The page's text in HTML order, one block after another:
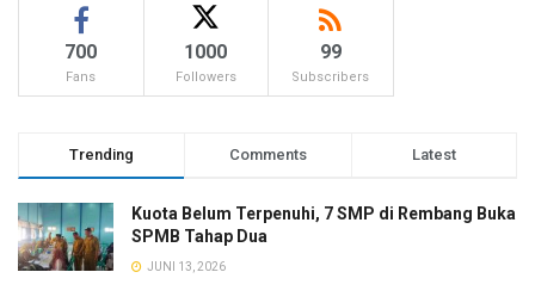
700
Fans
1000
Followers
99
Subscribers
Trending Comments Latest
Kuota Belum Terpenuhi, 7 SMP di Rembang Buka
SPMB Tahap Dua
JUNI 13, 2026